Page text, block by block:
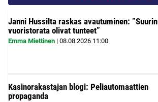
Janni Hussilta raskas avautuminen: ”Suurin
vuoristorata olivat tunteet”
Emma Miettinen | 08.08.2026 11:00
Kasinorakastajan blogi: Peliautomaattien
propaganda